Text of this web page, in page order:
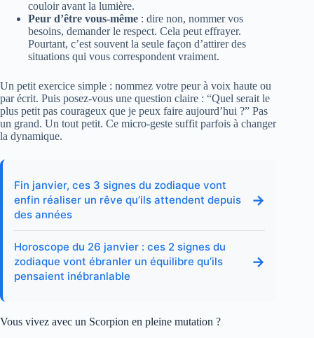
couloir avant la lumière.
Peur d’être vous-même : dire non, nommer vos
besoins, demander le respect. Cela peut effrayer.
Pourtant, c’est souvent la seule façon d’attirer des
situations qui vous correspondent vraiment.
Un petit exercice simple : nommez votre peur à voix haute ou
par écrit. Puis posez-vous une question claire : “Quel serait le
plus petit pas courageux que je peux faire aujourd’hui ?” Pas
un grand. Un tout petit. Ce micro-geste suffit parfois à changer
la dynamique.
Fin janvier, ces 3 signes du zodiaque vont
enfin réaliser un rêve qu’ils attendent depuis
des années
→
Horoscope du 26 janvier : ces 2 signes du
zodiaque vont ébranler un équilibre qu’ils
pensaient inébranlable
→
Vous vivez avec un Scorpion en pleine mutation ?